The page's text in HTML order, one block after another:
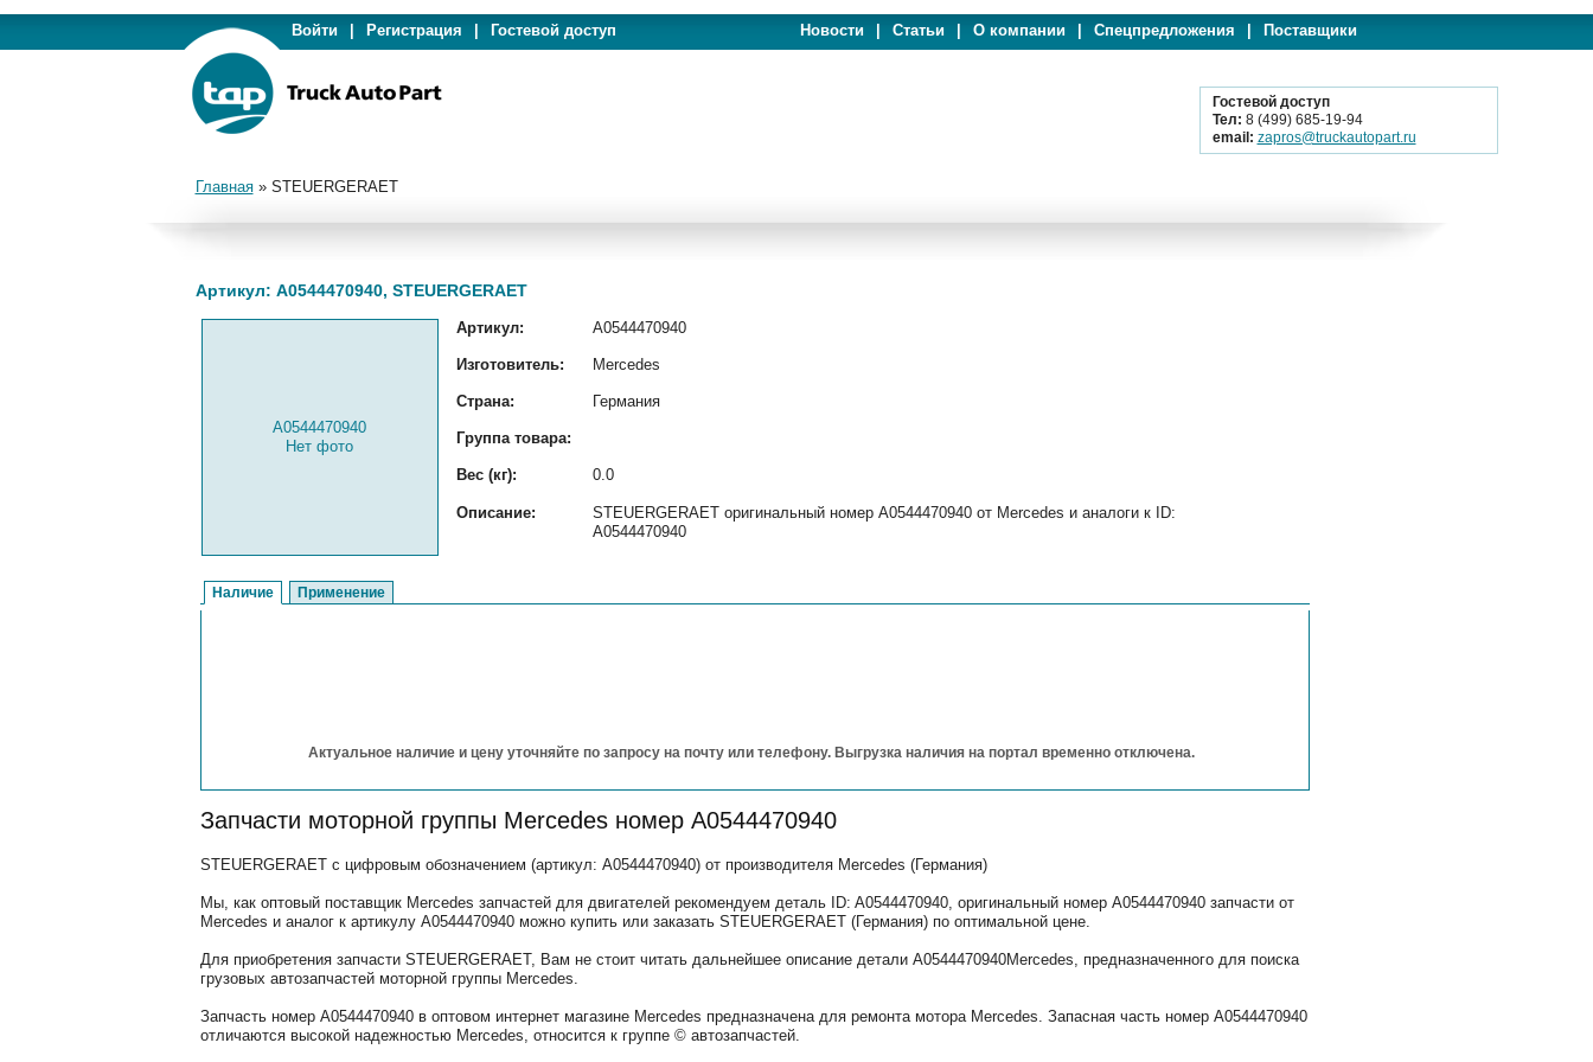
Войти Регистрация Гостевой доступ Новости Статьи О компании Спецпредложения Поставщики
Гостевой доступ
Тел: 8 (499) 685-19-94
email: zapros@truckautopart.ru
Главная» STEUERGERAET
Артикул: A0544470940, STEUERGERAET
A0544470940
Нет фото
Артикул: A0544470940
Изготовитель: Mercedes
Страна: Германия
Группа товара:
Вес (кг): 0.0
Описание:
STEUERGERAET оригинальный номер A0544470940 от Mercedes и аналоги к ID:
A0544470940
Наличие Применение
Актуальное наличие и цену уточняйте по запросу на почту или телефону. Выгрузка наличия на портал временно отключена.
Запчасти моторной группы Mercedes номер A0544470940
STEUERGERAET с цифровым обозначением (артикул: A0544470940) от производителя Mercedes (Германия)
Мы, как оптовый поставщик Mercedes запчастей для двигателей рекомендуем деталь ID: A0544470940, оригинальный номер A0544470940 запчасти от
Mercedes и аналог к артикулу A0544470940 можно купить или заказать STEUERGERAET (Германия) по оптимальной цене.
Для приобретения запчасти STEUERGERAET, Вам не стоит читать дальнейшее описание детали A0544470940Mercedes, предназначенного для поиска
грузовых автозапчастей моторной группы Mercedes.
Запчасть номер A0544470940 в оптовом интернет магазине Mercedes предназначена для ремонта мотора Mercedes. Запасная часть номер A0544470940
отличаются высокой надежностью Mercedes, относится к группе © автозапчастей.